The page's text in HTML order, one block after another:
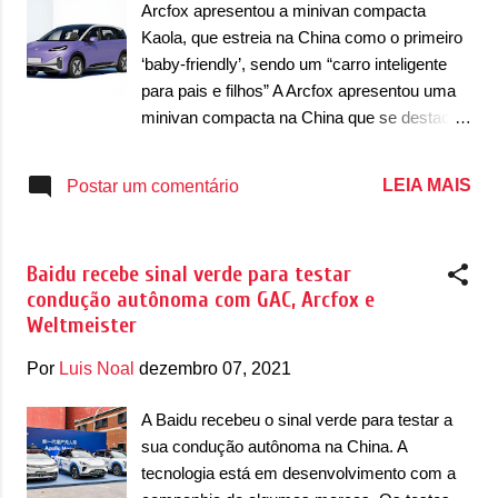
Alpha S5 que possui faróis dianteiros com
um desenho mais triangular e com
acabamento escurecidos faróis possuem um
acabamento em luzes diurnas (DRL) em
entrada de ar inferior, além de trazer, nas
Arcfox apresentou a minivan compacta
Kaola, que estreia na China como o primeiro
‘baby-friendly’, sendo um “carro inteligente
para pais e filhos” A Arcfox apresentou uma
minivan compacta na China que se destaca
uma minivan elétrica que traz uma série de
puramente elétrico terá espaço para cinco ou
sete ocupantes, trazendo sistemas próprios
tarefas do dia-a-dia. Antes de falar sobre
Kaola e seu design. A minivan estreia com
linhas que são generalistas, simples, de um
modo de dizer. Ao mesmo tempo, possui
personalidade própria. Na dianteira, a Kaola
Postar um comentário LEIA MAIS
Baidu recebe sinal verde para testar
condução autônoma com GAC, Arcfox e
Weltmeister
Por Luis Noal dezembro 07, 2021
A Baidu recebeu o sinal verde para testar a
sua condução autônoma na China. A
tecnologia está em desenvolvimento com a